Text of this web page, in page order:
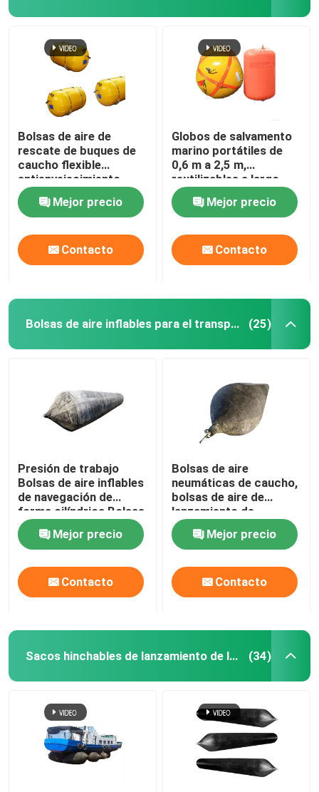
Bolsas de aire de
rescate de buques de
caucho flexible
antienvejecimiento
resistente a la
corrosiónMejor precio
Contacto
Globos de salvamento
marino portátiles de
0,6 m a 2,5 m,
reutilizables a largo
plazo y sin costuras
Mejor precio
Contacto
Bolsas de aire inflables para el transporte marítimo (25)
Presión de trabajo
Bolsas de aire inflables
de navegación de
forma cilíndrica Bolsas
de aire de rescate
Mejor precio
Contacto
Bolsas de aire
neumáticas de caucho,
bolsas de aire de
lanzamiento de
embarcaciones
cilíndricas negras
Mejor precio
Contacto
Sacos hinchables de lanzamiento de la nave (34)